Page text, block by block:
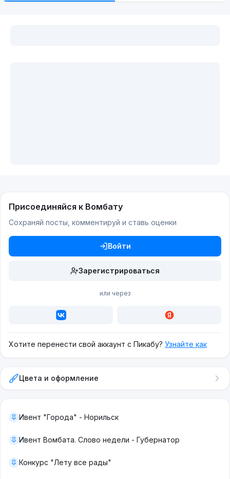
Присоединяйся к Вомбату
Сохраняй посты, комментируй и ставь оценки
Войти
Зарегистрироваться
или через
Хотите перенести свой аккаунт с Пикабу? Узнайте как
Цвета и оформление
Ивент "Города" - Норильск
Ивент Вомбата. Слово недели - Губернатор
Конкурс "Лету все рады"